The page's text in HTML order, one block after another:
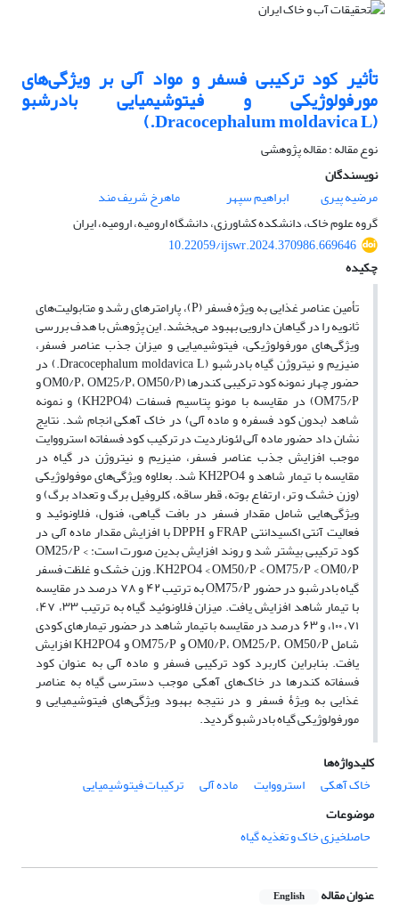
تأثیر کود ترکیبی فسفر و مواد آلی بر ویژگی‌های
مورفولوژیکی و فیتوشیمیایی بادرشبو
(Dracocephalum moldavica L.)
نوع مقاله : مقاله پژوهشی
نویسندگان
مرضیه پیری
ابراهیم سپهر
ماهرخ شریف مند
گروه علوم خاک، دانشکده کشاورزی، دانشگاه ارومیه، ارومیه، ایران
10.22059/ijswr.2024.370986.669646
چکیده
تأمین عناصر غذایی به ویژه فسفر (P)، پارامترهای رشد و متابولیت‌‌های
ثانویه را در گیاهان دارویی بهبود می‌‌بخشد. این پژوهش با هدف بررسی
ویژگی‌‌های مورفولوژیکی، فیتوشیمیایی و میزان جذب عناصر فسفر،
منیزیم و نیتروژن گیاه بادرشبو (Dracocephalum moldavica L.) در
حضور چهار نمونه کود ترکیبی کندرها (OM0/P، OM25/P، OM50/P و
OM75/P) در مقایسه با مونو پتاسیم فسفات (KH2PO4) و نمونه
شاهد (بدون کود فسفره و ماده آلی) در خاک آهکی انجام شد. نتایج
نشان داد حضور ماده آلی لئوناردیت در ترکیب کود فسفاته استرووایت
موجب افزایش جذب عناصر فسفر، منیزیم و نیتروژن در گیاه در
مقایسه با تیمار شاهد و KH2PO4 شد. بعلاوه ویژگی‌‌های موفولوژیکی
(وزن خشک و تر، ارتفاع بوته، قطر ساقه، کلروفیل برگ و تعداد برگ) و
ویژگی‌‌هایی شامل مقدار فسفر در بافت گیاهی، فنول، فلاونوئید و
فعالیت آنتی اکسیدانتی FRAP و DPPH با افزایش مقدار ماده آلی در
کود ترکیبی بیشتر شد و روند افزایش بدین صورت است: OM25/P <
KH2PO4 < OM50/P < OM75/P < OM0/P. وزن خشک و غلظت فسفر
گیاه بادرشبو در حضور OM75/P به ترتیب ۴۲ و ۷۸ درصد در مقایسه
با تیمار شاهد افزایش یافت. میزان فلاونوئید گیاه به ترتیب ۳۳، ۴۷،
۷۱، ۱۰۰، و ۶۳ درصد در مقایسه با تیمار شاهد در حضور تیمارهای کودی
شامل OM0/P، OM25/P، OM50/P و OM75/P و KH2PO4 افزایش
یافت. بنابراین کاربرد کود ترکیبی فسفر و ماده آلی به عنوان کود
فسفاته کندرها در خاک‌‌های آهکی موجب دسترسی گیاه به عناصر
غذایی به ویژۀ فسفر و در نتیجه بهبود ویژگی‌‌های فیتوشیمیایی و
مورفولوژیکی گیاه بادرشبو گردید.
کلیدواژه‌ها
خاک آهکی
استرووایت ماده آلی
ترکیبات فیتوشیمیایی
موضوعات
حاصلخیزی خاک و تغذیه گیاه
عنوان مقاله English